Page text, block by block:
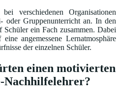
verschiedenen Organisationen
oder Gruppenunterricht an. In den
Schüler ein Fach zusammen. Dabei
angemessene Lernatmosphäre
der einzelnen Schüler.
einen motivierten
Nachhilfelehrer?